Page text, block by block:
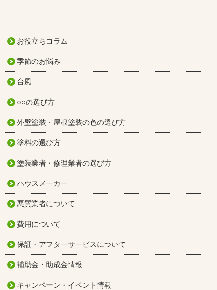
お役立ちコラム
季節のお悩み
台風
○○の選び方
外壁塗装・屋根塗装の色の選び方
塗料の選び方
塗装業者・修理業者の選び方
ハウスメーカー
悪質業者について
費用について
保証・アフターサービスについて
補助金・助成金情報
キャンペーン・イベント情報